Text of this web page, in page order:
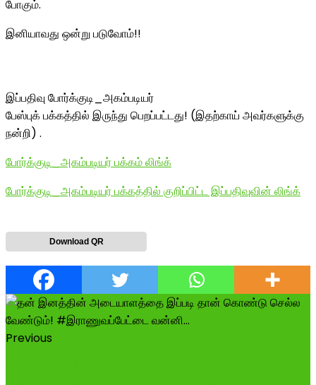
போகும்.
இனியாவது ஒன்று படுவோம்!!
இப்பதிவு போர்க்குடி_அகம்படியர்
பேஸ்புக் பக்கத்தில் இருந்து பெறப்பட்டது! (இதற்காய் அவர்களுக்கு
நன்றி) .
போர்க்குடி_அகம்படியர் பக்கம் லிங்க்
போர்க்குடி_அகம்படியர் பக்கத்தில் குறிப்பிட்ட இப்பதிவுவின் லிங்க்
Download QR
Previous